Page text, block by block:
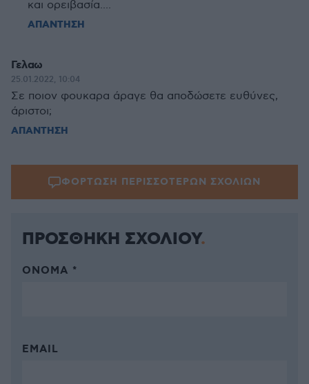
και ορειβασία....
ΑΠΑΝΤΗΣΗ
Γελαω
25.01.2022, 10:04
Σε ποιον φουκαρα άραγε θα αποδώσετε ευθύνες,
άριστοι;
ΑΠΑΝΤΗΣΗ
ΦΟΡΤΩΣΗ ΠΕΡΙΣΣΟΤΕΡΩΝ ΣΧΟΛΙΩΝ
ΠΡΟΣΘΗΚΗ ΣΧΟΛΙΟΥ
ΌΝΟΜΑ *
EMAIL